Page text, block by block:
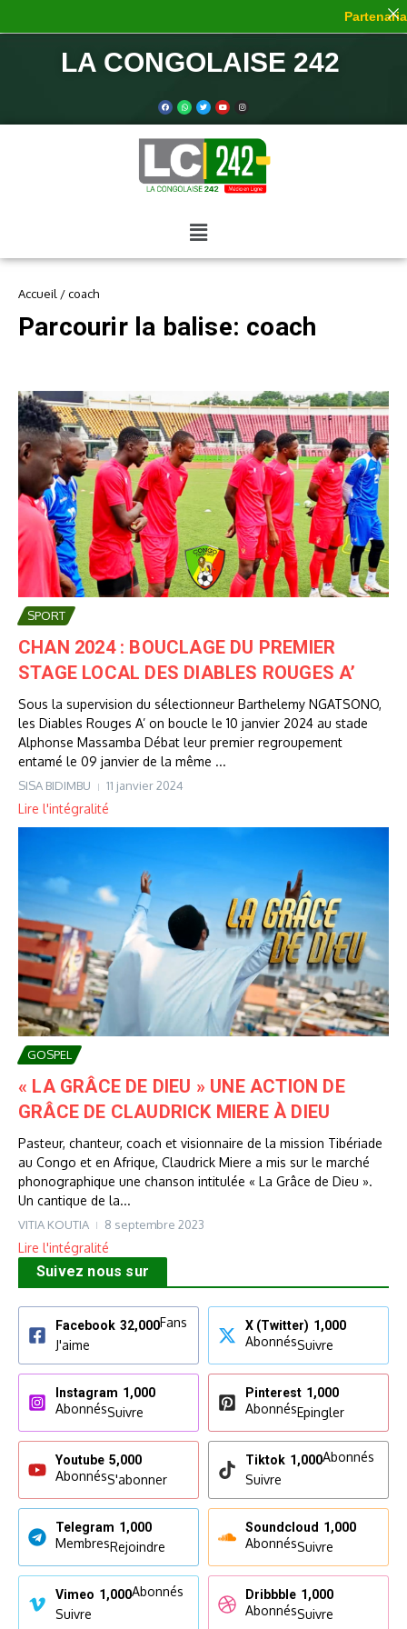
LA CONGOLAISE 242
Accueil /coach
Parcourir la balise: coach
SPORT
CHAN 2024 : BOUCLAGE DU PREMIER
STAGE LOCAL DES DIABLES ROUGES A’
Sous la supervision du sélectionneur Barthelemy NGATSONO,
les Diables Rouges A’ on boucle le 10 janvier 2024 au stade
Alphonse Massamba Débat leur premier regroupement
entamé le 09 janvier de la même ...
SISA BIDIMBU 11 janvier 2024
Lire l'intégralité
GOSPEL
« LA GRÂCE DE DIEU » UNE ACTION DE
GRÂCE DE CLAUDRICK MIERE À DIEU
Pasteur, chanteur, coach et visionnaire de la mission Tibériade
au Congo et en Afrique, Claudrick Miere a mis sur le marché
phonographique une chanson intitulée « La Grâce de Dieu ».
Un cantique de la...
VITIA KOUTIA 8 septembre 2023
Lire l'intégralité
Suivez nous sur
Facebook 32,000Fans
J'aime
X (Twitter) 1,000
AbonnésSuivre
Instagram 1,000
AbonnésSuivre
Pinterest 1,000
AbonnésEpingler
Youtube 5,000
AbonnésS'abonner
Tiktok 1,000Abonnés
Suivre
Telegram 1,000
MembresRejoindre
Soundcloud 1,000
AbonnésSuivre
Vimeo 1,000Abonnés
Suivre
Dribbble 1,000
AbonnésSuivre